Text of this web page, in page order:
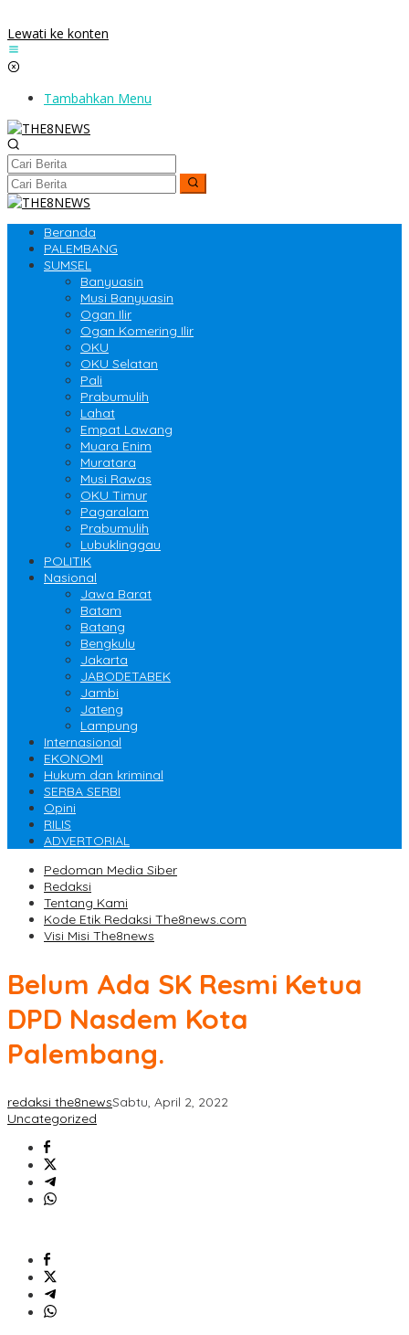
Lewati ke konten
Tambahkan Menu
Beranda
PALEMBANG
SUMSEL
Banyuasin
Musi Banyuasin
Ogan Ilir
Ogan Komering Ilir
OKU
OKU Selatan
Pali
Prabumulih
Lahat
Empat Lawang
Muara Enim
Muratara
Musi Rawas
OKU Timur
Pagaralam
Prabumulih
Lubuklinggau
POLITIK
Nasional
Jawa Barat
Batam
Batang
Bengkulu
Jakarta
JABODETABEK
Jambi
Jateng
Lampung
Internasional
EKONOMI
Hukum dan kriminal
SERBA SERBI
Opini
RILIS
ADVERTORIAL
Pedoman Media Siber
Redaksi
Tentang Kami
Kode Etik Redaksi The8news.com
Visi Misi The8news
Belum Ada SK Resmi Ketua
DPD Nasdem Kota
Palembang.
redaksi the8newsSabtu, April 2, 2022
Uncategorized